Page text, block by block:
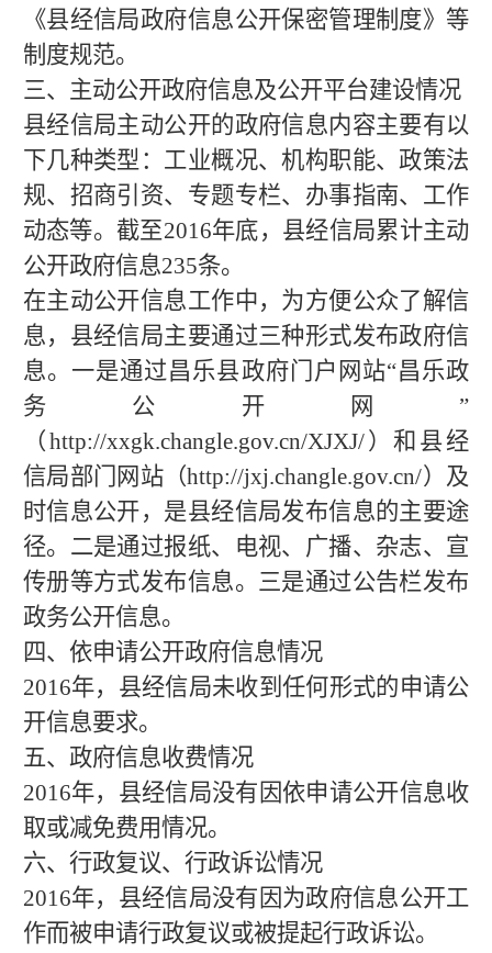
《县经信局政府信息公开保密管理制度》等
制度规范。
三、主动公开政府信息及公开平台建设情况
县经信局主动公开的政府信息内容主要有以
下几种类型：工业概况、机构职能、政策法
规、招商引资、专题专栏、办事指南、工作
动态等。截至201 6年底，县经信局累计主动
公开政府信息235条。
在主动公开信息工作中，为方便公众了解信
息，县经信局主要通过三种形式发布政府信
息。一是通过昌乐县政府门户网站“昌乐政
务公 开
网”
（http://xxgk.changle.gov.cn/XJXJ/）和 县经
信局部门网站（http://jxj.changle.gov.cn/）及
时信息公开，是县经信局发布信息的主要途
径。 二是通过报纸、电视、广播、杂志、宣
传册等方式发布信息。三是通过公告栏发布
政务公开信息。
四、依申请公开政府信息情况
201 6年，县经信局未收到任何形式的申请公
开信息要求。
五、政府信息收费情况
201 6年，县经信局没有因依申请公开信息收
取或减免费用情况。
六、行政复议、行政诉讼情况
201 6年，县经信局没有因为政府信息公开工
作而被申请行政复议或被提起行政诉讼。